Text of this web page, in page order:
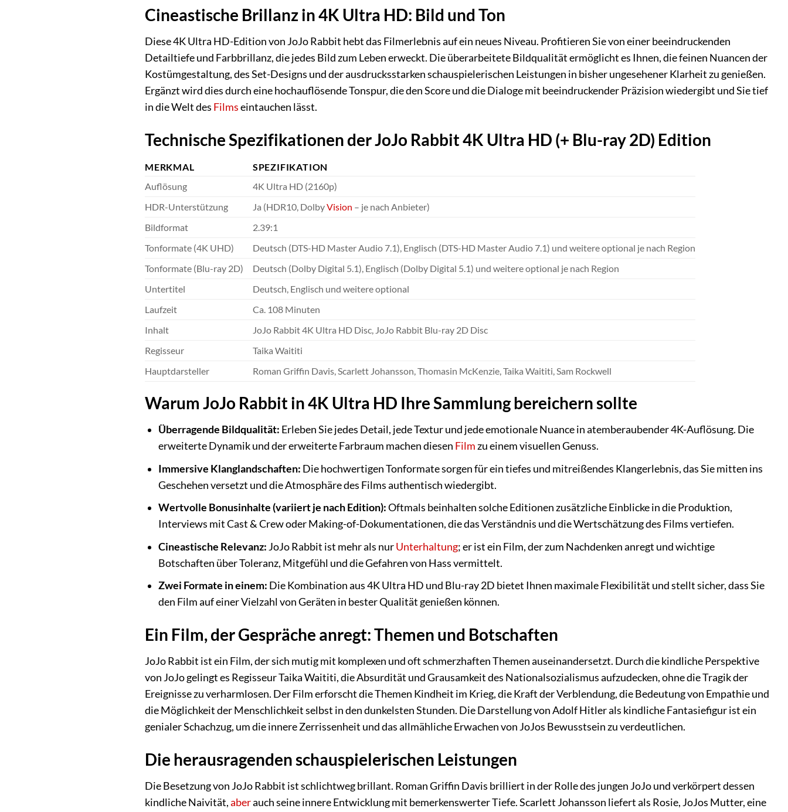
Cineastische Brillanz in 4K Ultra HD: Bild und Ton
Diese 4K Ultra HD-Edition von JoJo Rabbit hebt das Filmerlebnis auf ein neues Niveau. Profitieren Sie von einer beeindruckenden
Detailtiefe und Farbbrillanz, die jedes Bild zum Leben erweckt. Die überarbeitete Bildqualität ermöglicht es Ihnen, die feinen Nuancen der
Kostümgestaltung, des Set-Designs und der ausdrucksstarken schauspielerischen Leistungen in bisher ungesehener Klarheit zu genießen.
Ergänzt wird dies durch eine hochauflösende Tonspur, die den Score und die Dialoge mit beeindruckender Präzision wiedergibt und Sie tief
in die Welt des Filmseintauchen lässt.
Technische Spezifikationen der JoJo Rabbit 4K Ultra HD (+ Blu-ray 2D) Edition
MERKMAL
SPEZIFIKATION
Auflösung
4K Ultra HD (2160p)
HDR-Unterstützung
Ja (HDR10, DolbyVision – je nach Anbieter)
Bildformat
2.39:1
Tonformate (4K UHD)
Deutsch (DTS-HD Master Audio 7.1), Englisch (DTS-HD Master Audio 7.1) und weitere optional je nach Region
Tonformate (Blu-ray 2D)
Deutsch (Dolby Digital 5.1), Englisch (Dolby Digital 5.1) und weitere optional je nach Region
Untertitel
Deutsch, Englisch und weitere optional
Laufzeit
Ca. 108 Minuten
Inhalt
JoJo Rabbit 4K Ultra HD Disc, JoJo Rabbit Blu-ray 2D Disc
Regisseur
Taika Waititi
Hauptdarsteller
Roman Griffin Davis, Scarlett Johansson, Thomasin McKenzie, Taika Waititi, Sam Rockwell
Warum JoJo Rabbit in 4K Ultra HD Ihre Sammlung bereichern sollte
Überragende Bildqualität: Erleben Sie jedes Detail, jede Textur und jede emotionale Nuance in atemberaubender 4K-Auflösung. Die
erweiterte Dynamik und der erweiterte Farbraum machen diesen Filmzu einem visuellen Genuss.
Immersive Klanglandschaften: Die hochwertigen Tonformate sorgen für ein tiefes und mitreißendes Klangerlebnis, das Sie mitten ins
Geschehen versetzt und die Atmosphäre des Films authentisch wiedergibt.
Wertvolle Bonusinhalte (variiert je nach Edition):Oftmals beinhalten solche Editionen zusätzliche Einblicke in die Produktion,
Interviews mit Cast & Crew oder Making-of-Dokumentationen, die das Verständnis und die Wertschätzung des Films vertiefen.
Cineastische Relevanz: JoJo Rabbit ist mehr als nurUnterhaltung; er ist ein Film, der zum Nachdenken anregt und wichtige
Botschaften über Toleranz, Mitgefühl und die Gefahren von Hass vermittelt.
Zwei Formate in einem: Die Kombination aus 4K Ultra HD und Blu-ray 2D bietet Ihnen maximale Flexibilität und stellt sicher, dass Sie
den Film auf einer Vielzahl von Geräten in bester Qualität genießen können.
Ein Film, der Gespräche anregt: Themen und Botschaften
JoJo Rabbit ist ein Film, der sich mutig mit komplexen und oft schmerzhaften Themen auseinandersetzt. Durch die kindliche Perspektive
von JoJo gelingt es Regisseur Taika Waititi, die Absurdität und Grausamkeit des Nationalsozialismus aufzudecken, ohne die Tragik der
Ereignisse zu verharmlosen. Der Film erforscht die Themen Kindheit im Krieg, die Kraft der Verblendung, die Bedeutung von Empathie und
die Möglichkeit der Menschlichkeit selbst in den dunkelsten Stunden. Die Darstellung von Adolf Hitler als kindliche Fantasiefigur ist ein
genialer Schachzug, um die innere Zerrissenheit und das allmähliche Erwachen von JoJos Bewusstsein zu verdeutlichen.
Die herausragenden schauspielerischen Leistungen
Die Besetzung von JoJo Rabbit ist schlichtweg brillant. Roman Griffin Davis brilliert in der Rolle des jungen JoJo und verkörpert dessen
kindliche Naivität,aberauch seine innere Entwicklung mit bemerkenswerter Tiefe. Scarlett Johansson liefert als Rosie, JoJos Mutter, eine